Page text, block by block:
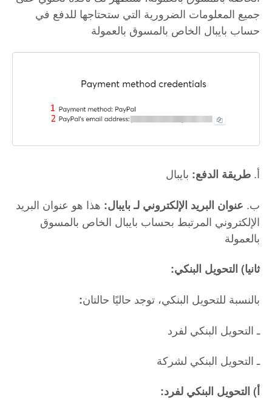
جميع المعلومات الضرورية التي ستحتاجها للدفع في
حساب بايبال الخاص بالمسوق بالعمولة
أ. طريقة الدفع: بايبال
ب. عنوان البريد الإلكتروني لـ بايبال: هذا هو عنوان البريد
الإلكتروني المرتبط بحساب بايبال الخاص بالمسوق
بالعمولة
:ثانيا) التحويل البنكي
:بالنسبة للتحويل البنكي، توجد حاليًا حالتان
ـ التحويل البنكي لفرد
ـ التحويل البنكي لشركة
:أ) التحويل البنكي لفرد